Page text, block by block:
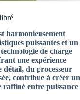
harmonieusement
puissantes et un
de charge
une expérience
détail, du processeur
contribue à créer un
entre puissance